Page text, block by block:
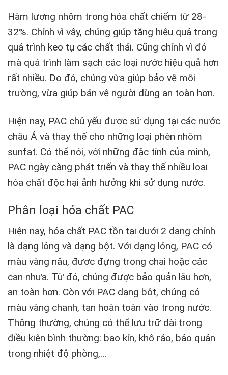
Hàm lượng nhôm trong hóa chất chiếm từ 28-
32%. Chính vì vậy, chúng giúp tăng hiệu quả trong
quá trình keo tụ các chất thải. Cũng chính vì đó
mà quá trình làm sạch các loại nước hiệu quả hơn
rất nhiều. Do đó, chúng vừa giúp bảo vệ môi
trường, vừa giúp bản vệ người dùng an toàn hơn.
Hiện nay, PAC chủ yếu được sử dụng tại các nước
châu Á và thay thế cho những loại phèn nhôm
sunfat. Có thể nói, với những đặc tính của mình,
PAC ngày càng phát triển và thay thế nhiều loại
hóa chất độc hại ảnh hưởng khi sử dụng nước.
Phân loại hóa chất PAC
Hiện nay, hóa chất PAC tồn tại dưới 2 dạng chính
là dạng lỏng và dạng bột. Với dạng lỏng, PAC có
màu vàng nâu, được đựng trong chai hoặc các
can nhựa. Từ đó, chúng được bảo quản lâu hơn,
an toàn hơn. Còn với PAC dạng bột, chúng có
màu vàng chanh, tan hoàn toàn vào trong nước.
Thông thường, chúng có thể lưu trữ dài trong
điều kiện bình thường: bao kín, khô ráo, bảo quản
trong nhiệt độ phòng,…